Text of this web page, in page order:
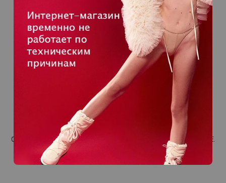
ПРОИЗВОДСТВО
СОБСТВЕННОЕ ПРОИЗВОДСТВО ПОЛНОГО ЦИКЛА В МИНСКЕ.